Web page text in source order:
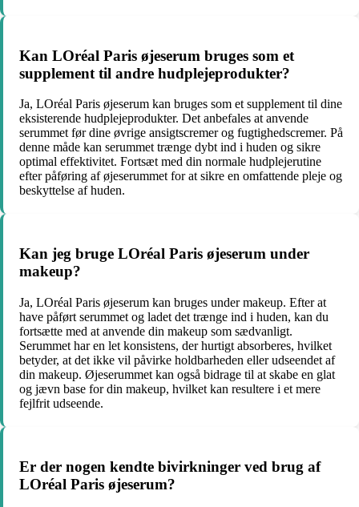
Kan LOréal Paris øjeserum bruges som et
supplement til andre hudplejeprodukter?
Ja, LOréal Paris øjeserum kan bruges som et supplement til dine
eksisterende hudplejeprodukter. Det anbefales at anvende
serummet før dine øvrige ansigtscremer og fugtighedscremer. På
denne måde kan serummet trænge dybt ind i huden og sikre
optimal effektivitet. Fortsæt med din normale hudplejerutine
efter påføring af øjeserummet for at sikre en omfattende pleje og
beskyttelse af huden.
Kan jeg bruge LOréal Paris øjeserum under
makeup?
Ja, LOréal Paris øjeserum kan bruges under makeup. Efter at
have påført serummet og ladet det trænge ind i huden, kan du
fortsætte med at anvende din makeup som sædvanligt.
Serummet har en let konsistens, der hurtigt absorberes, hvilket
betyder, at det ikke vil påvirke holdbarheden eller udseendet af
din makeup. Øjeserummet kan også bidrage til at skabe en glat
og jævn base for din makeup, hvilket kan resultere i et mere
fejlfrit udseende.
Er der nogen kendte bivirkninger ved brug af
LOréal Paris øjeserum?